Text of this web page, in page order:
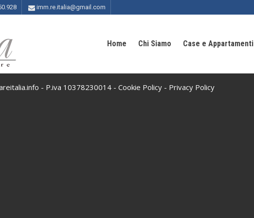
imm.re.italia@gmail.com
Home Chi Siamo Case e Appartamenti
- P.iva 10378230014 - Cookie Policy - Privacy Policy